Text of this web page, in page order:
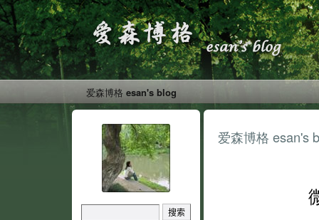
爱森博格 esan's blog
爱森博格 esan's